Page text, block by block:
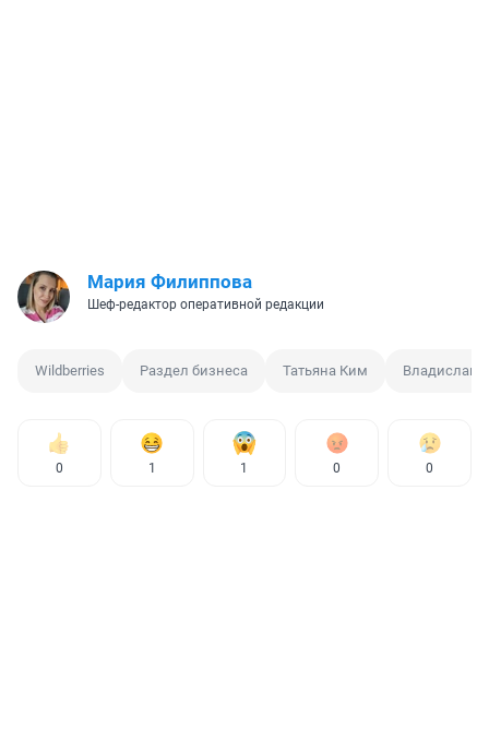
Мария Филиппова
Шеф-редактор оперативной редакции
Wildberries Раздел бизнеса Татьяна Ким Владислав
0 1 1 0 0